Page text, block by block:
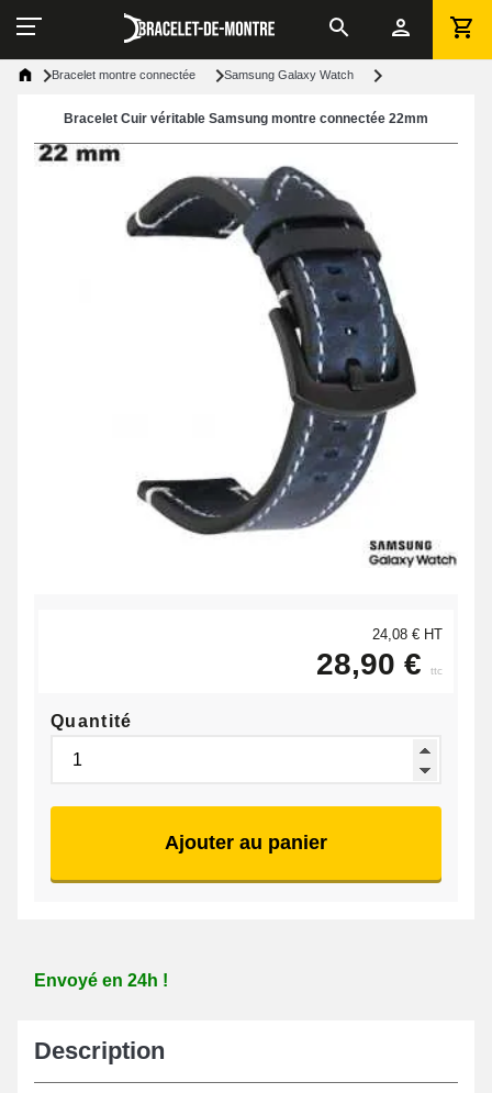
Bracelet montre connectée Samsung Galaxy Watch
Bracelet Cuir véritable Samsung montre connectée 22mm
24,08 € HT
28,90 € ttc
Quantité
Ajouter au panier
Envoyé en 24h !
Description